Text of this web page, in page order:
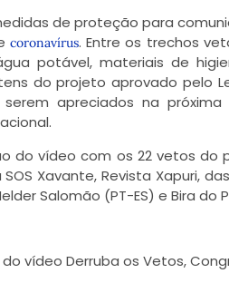
de proteção para
coronavírus. Entre os trechos
potável, materiais de
do projeto aprovado pelo
apreciados na
do vídeo com os 22 vetos
Xavante, Revista Xapuri,
Salomão (PT-ES) e Bira do
vídeo Derruba os Vetos,